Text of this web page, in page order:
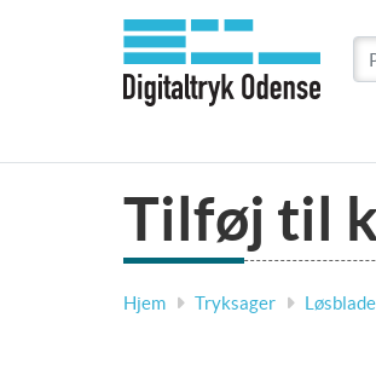
Tilføj til
Hjem Tryksager